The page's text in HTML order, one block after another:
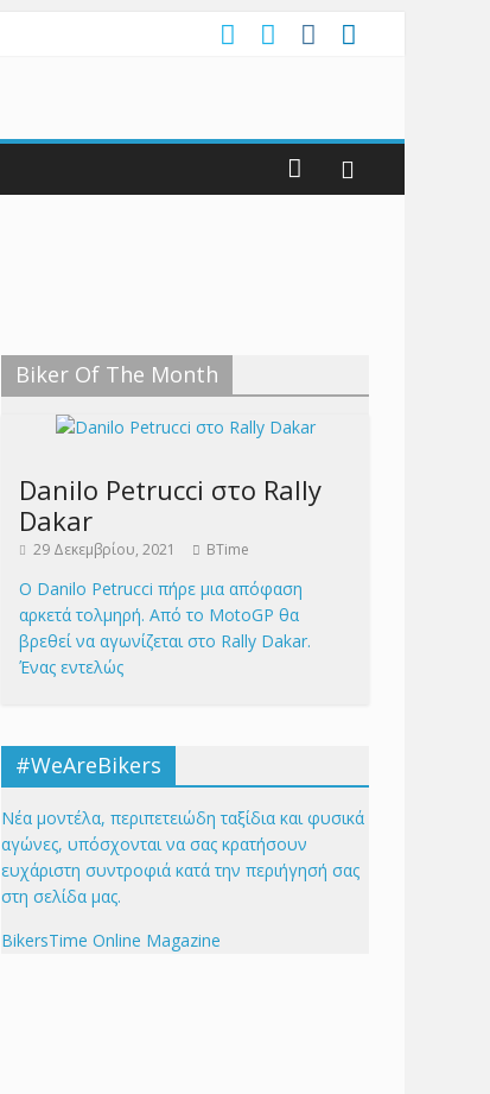
Biker Of The Month
Danilo Petrucci στο Rally
Dakar
29 Δεκεμβρίου, 2021 BTime
Ο Danilo Petrucci πήρε μια απόφαση
αρκετά τολμηρή. Από το MotoGP θα
βρεθεί να αγωνίζεται στο Rally Dakar.
Ένας εντελώς
#WeAreBikers
Νέα μοντέλα, περιπετειώδη ταξίδια και φυσικά
αγώνες, υπόσχονται να σας κρατήσουν
ευχάριστη συντροφιά κατά την περιήγησή σας
στη σελίδα μας.
BikersTime Online Magazine